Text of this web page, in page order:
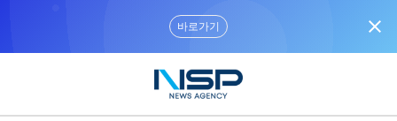
바로가기 close